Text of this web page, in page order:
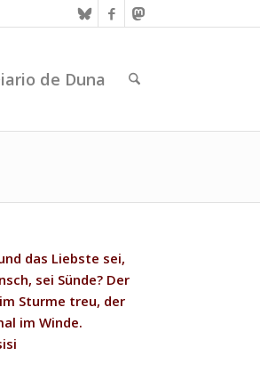
de Duna
das Liebste sei,
sei Sünde? Der
Sturme treu, der
im Winde.